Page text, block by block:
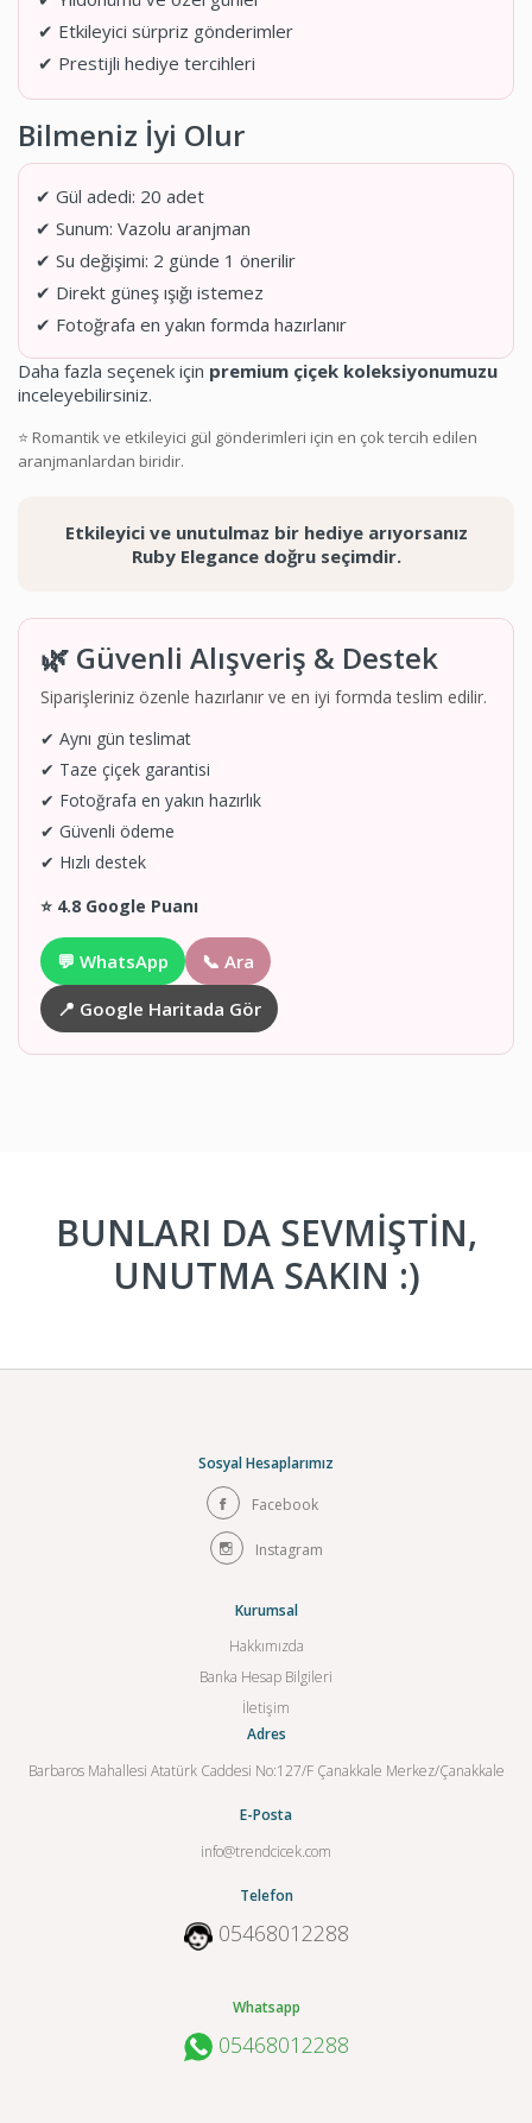
✔ Etkileyici sürpriz gönderimler
✔ Prestijli hediye tercihleri
Bilmeniz İyi Olur
✔ Gül adedi: 20 adet
✔ Sunum: Vazolu aranjman
✔ Su değişimi: 2 günde 1 önerilir
✔ Direkt güneş ışığı istemez
✔ Fotoğrafa en yakın formda hazırlanır
Daha fazla seçenek için premium çiçek koleksiyonumuzu
inceleyebilirsiniz.
⭐ Romantik ve etkileyici gül gönderimleri için en çok tercih edilen
aranjmanlardan biridir.
Etkileyici ve unutulmaz bir hediye arıyorsanız
Ruby Elegance doğru seçimdir.
🌿 Güvenli Alışveriş & Destek
Siparişleriniz özenle hazırlanır ve en iyi formda teslim edilir.
✔ Aynı gün teslimat
✔ Taze çiçek garantisi
✔ Fotoğrafa en yakın hazırlık
✔ Güvenli ödeme
✔ Hızlı destek
⭐ 4.8 Google Puanı
💬 WhatsApp
📞 Ara
📍 Google Haritada Gör
BUNLARI DA SEVMİŞTİN,
UNUTMA SAKIN :)
Sosyal Hesaplarımız
Facebook
Instagram
Kurumsal
Hakkımızda
Banka Hesap Bilgileri
İletişim
Adres
Barbaros Mahallesi Atatürk Caddesi No:127/F Çanakkale Merkez/Çanakkale
E-Posta
info@trendcicek.com
Telefon
05468012288
Whatsapp
05468012288